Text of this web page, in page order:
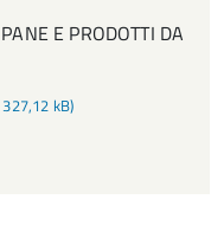
E PRODOTTI DA
kB)